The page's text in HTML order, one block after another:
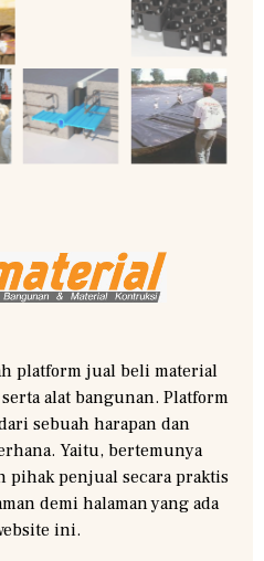
platform jual beli material
alat bangunan. Platform
sebuah harapan dan
Yaitu, bertemunya
penjual secara praktis
demi halaman yang ada
ini.